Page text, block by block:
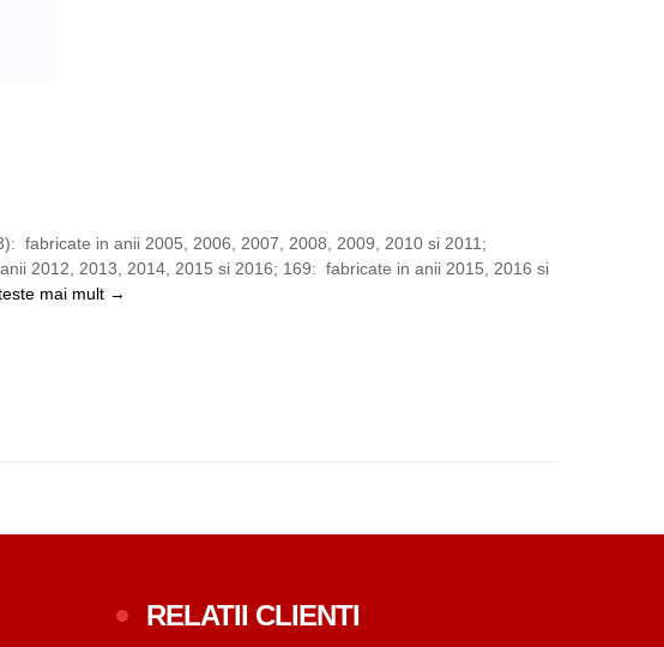
fabricate in anii 2005, 2006, 2007, 2008, 2009, 2010 si 2011;
2012, 2013, 2014, 2015 si 2016; 169: fabricate in anii 2015, 2016 si
mai mult Senzori presiune roti Alfa Romeo
→
RELATII CLIENTI